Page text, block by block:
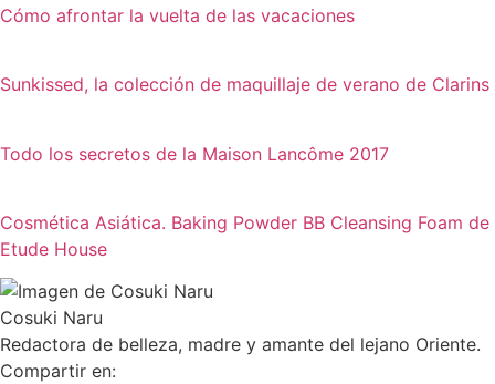
Cómo afrontar la vuelta de las vacaciones
Sunkissed, la colección de maquillaje de verano de Clarins
Todo los secretos de la Maison Lancôme 2017
Cosmética Asiática. Baking Powder BB Cleansing Foam de
Etude House
Cosuki Naru
Redactora de belleza, madre y amante del lejano Oriente.
Compartir en: